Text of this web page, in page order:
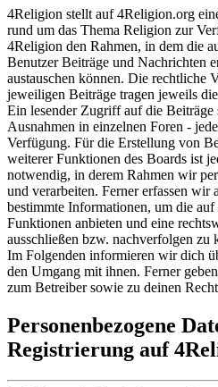
4Religion stellt auf 4Religion.org
rund um das Thema Religion zur
4Religion den Rahmen, in dem die
Benutzer Beiträge und Nachrichten
austauschen können. Die rechtliche
jeweiligen Beiträge tragen jeweils
Ein lesender Zugriff auf die Beiträge
Ausnahmen in einzelnen Foren -
Verfügung. Für die Erstellung von
weiterer Funktionen des Boards ist
notwendig, in derem Rahmen wir
und verarbeiten. Ferner erfassen
bestimmte Informationen, um die
Funktionen anbieten und eine
ausschließen bzw. nachverfolgen zu
Im Folgenden informieren wir dich
den Umgang mit ihnen. Ferner
zum Betreiber sowie zu deinen
Personenbezogene
Registrierung auf